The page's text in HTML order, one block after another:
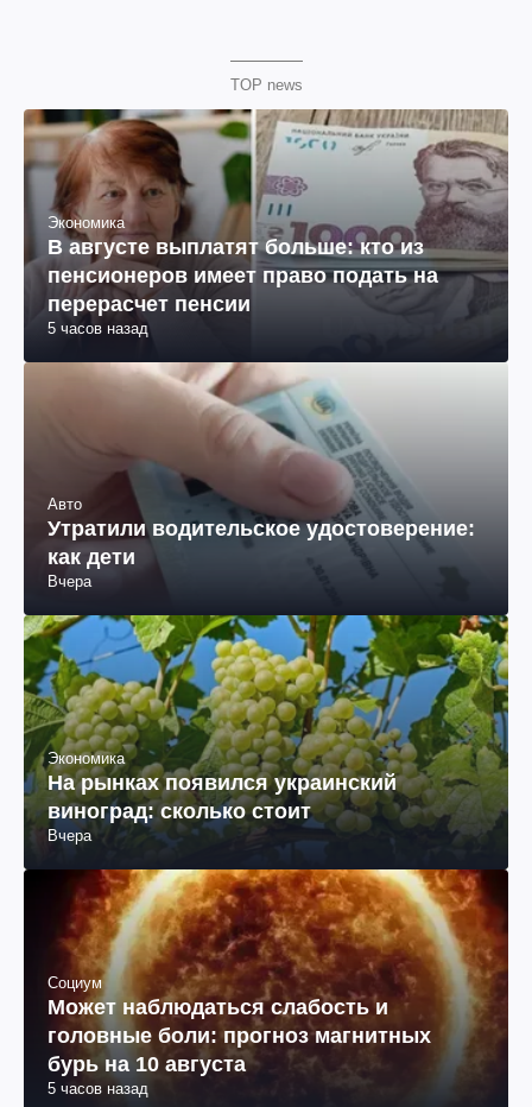
TOP news
Экономика
В августе выплатят больше: кто из
пенсионеров имеет право подать на
перерасчет пенсии
5 часов назад
Авто
Утратили водительское удостоверение:
как дети
Вчера
Экономика
На рынках появился украинский
виноград: сколько стоит
Вчера
Социум
Может наблюдаться слабость и
головные боли: прогноз магнитных
бурь на 10 августа
5 часов назад